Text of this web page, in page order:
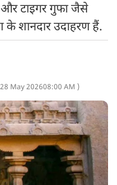
टाइगर गुफा जैसे
के शानदार उदाहरण हैं.
May 202608:00 AM )